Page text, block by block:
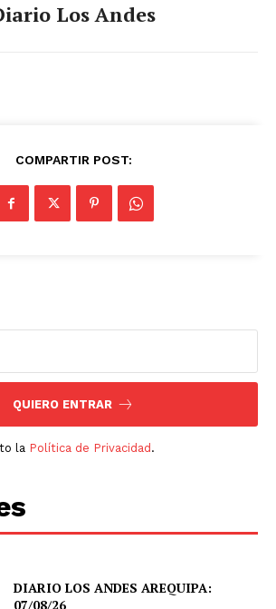
Los Andes
COMPARTIR POST:
QUIERO ENTRAR
la Política de Privacidad .
DIARIO LOS ANDES AREQUIPA:
07/08/26